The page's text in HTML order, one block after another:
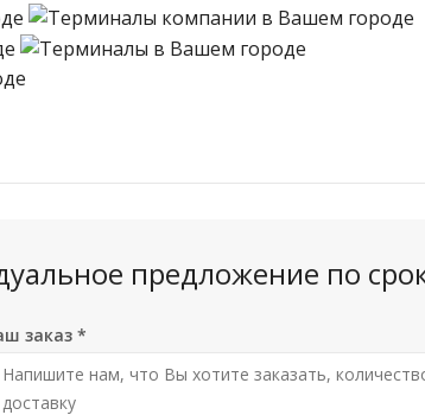
предложение по
заказ *